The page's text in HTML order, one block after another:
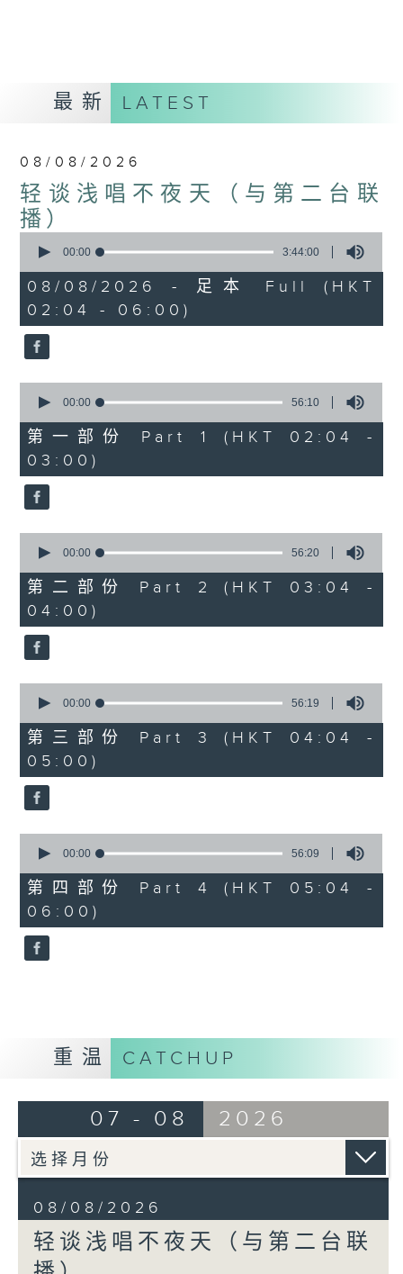
最新 LATEST
08/08/2026
轻谈浅唱不夜天（与第二台联
播）
seconds
3
hours,
44
minutes,
0
seconds
00:00 3:44:00
08/08/2026 - 足本 Full (HKT
02:04 - 06:00)
seconds
56
minutes,
10
seconds
00:00 56:10
第一部份 Part 1 (HKT 02:04 -
03:00)
seconds
56
minutes,
20
seconds
00:00 56:20
第二部份 Part 2 (HKT 03:04 -
04:00)
seconds
56
minutes,
19
seconds
00:00 56:19
第三部份 Part 3 (HKT 04:04 -
05:00)
seconds
56
minutes,
9
seconds
00:00 56:09
第四部份 Part 4 (HKT 05:04 -
06:00)
重温 CATCHUP
07 - 08 2026
08/08/2026
轻谈浅唱不夜天（与第二台联